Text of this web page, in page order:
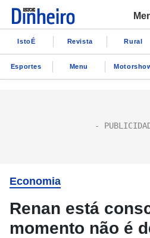
IstoÉ Revista Rural
Esportes Menu
Economia
Renan está
momento não é